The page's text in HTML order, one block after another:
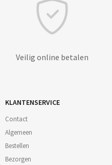
Veilig online betalen
KLANTENSERVICE
Contact
Algemeen
Bestellen
Bezorgen